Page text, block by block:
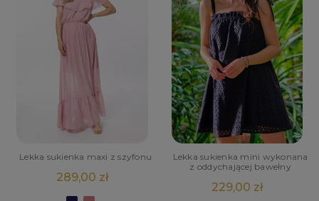
Lekka sukienka maxi z szyfonu
289,00 zł
Lekka sukienka mini wykonana
z oddychającej bawełny
229,00 zł